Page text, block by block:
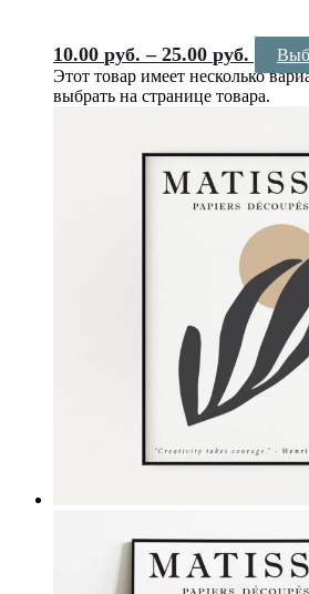
10.00 руб. – 25.00 руб.
Этот товар имеет несколько
выбрать на странице товара.